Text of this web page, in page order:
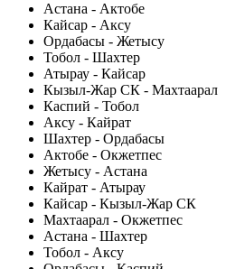
Астана - Актобе
Кайсар - Аксу
Ордабасы - Жетысу
Тобол - Шахтер
Атырау - Кайсар
Кызыл-Жар СК - Махтаарал
Каспий - Тобол
Аксу - Кайрат
Шахтер - Ордабасы
Актобе - Окжетпес
Жетысу - Астана
Кайрат - Атырау
Кайсар - Кызыл-Жар СК
Махтаарал - Окжетпес
Астана - Шахтер
Тобол - Аксу